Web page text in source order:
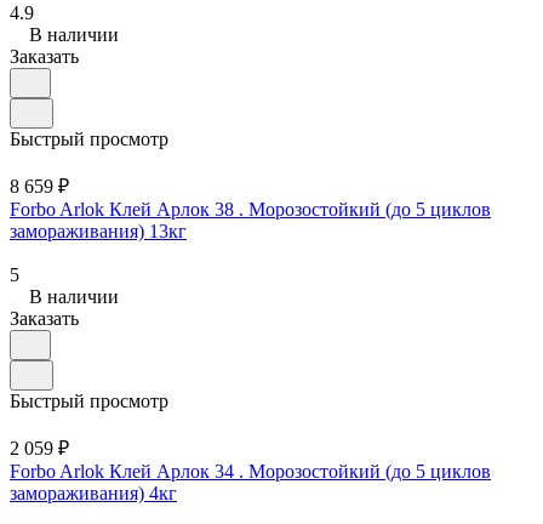
4.9
В наличии
Заказать
Быстрый просмотр
8 659 ₽
Forbo Arlok Клей Арлок 38 . Морозостойкий (до 5 циклов
замораживания) 13кг
5
В наличии
Заказать
Быстрый просмотр
2 059 ₽
Forbo Arlok Клей Арлок 34 . Морозостойкий (до 5 циклов
замораживания) 4кг